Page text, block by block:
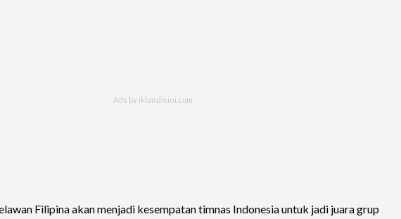
Filipina akan menjadi kesempatan timnas Indonesia untuk jadi juara grup